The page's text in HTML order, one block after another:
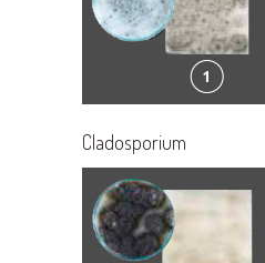
Cladosporium